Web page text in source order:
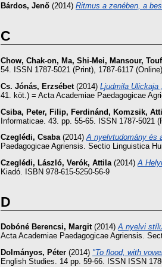
Bárdos, Jenő (2014) Ritmus a zenében, a
C
Chow, Chak-on, Ma, Shi-Mei, Mansour,
54. ISSN 1787-5021 (Print), 1787-6117 (Online)
Cs. Jónás, Erzsébet (2014) Ljudmila Ulickaja
41. köt.) = Acta Academiae Paedagogicae
Csiba, Peter, Filip, Ferdinánd, Komzsik,
Informaticae. 43. pp. 55-65. ISSN 1787-5021
Czeglédi, Csaba(2014)A nyelvtudomány és
Paedagogicae Agriensis. Sectio Linguistica
Czeglédi, László, Verók, Attila(2014)A
Kiadó. ISBN 978-615-5250-56-9
D
Dobóné Berencsi, Margit(2014)A nyelvi
Acta Academiae Paedagogicae Agriensis.
Dolmányos, Péter (2014) "To flood, with
English Studies. 14 pp. 59-66. ISSN ISSN